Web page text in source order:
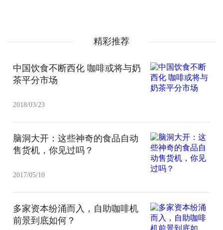
精彩推荐
中国饮食不断西化 咖啡或将与奶
茶平分市场
2018/03/23
脑洞大开：这些神奇的食品自动
售货机，你见过吗？
2017/05/10
多家资本纷涌而入，自助咖啡机
前景到底如何？